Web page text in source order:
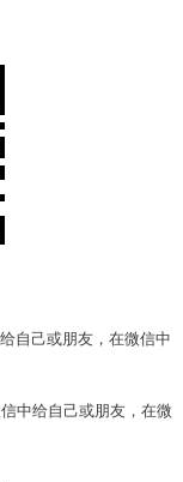
自己或朋友，在微信中
中给自己或朋友，在微